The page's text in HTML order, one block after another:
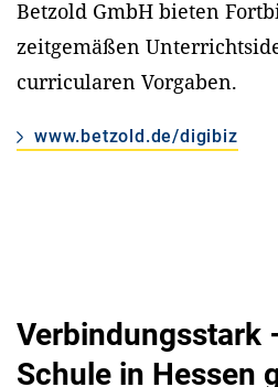
Betzold GmbH bieten
zeitgemäßen
curricularen Vorgaben.
www.betzold.de/digibiz
Verbindungsstark
Schule in Hessen